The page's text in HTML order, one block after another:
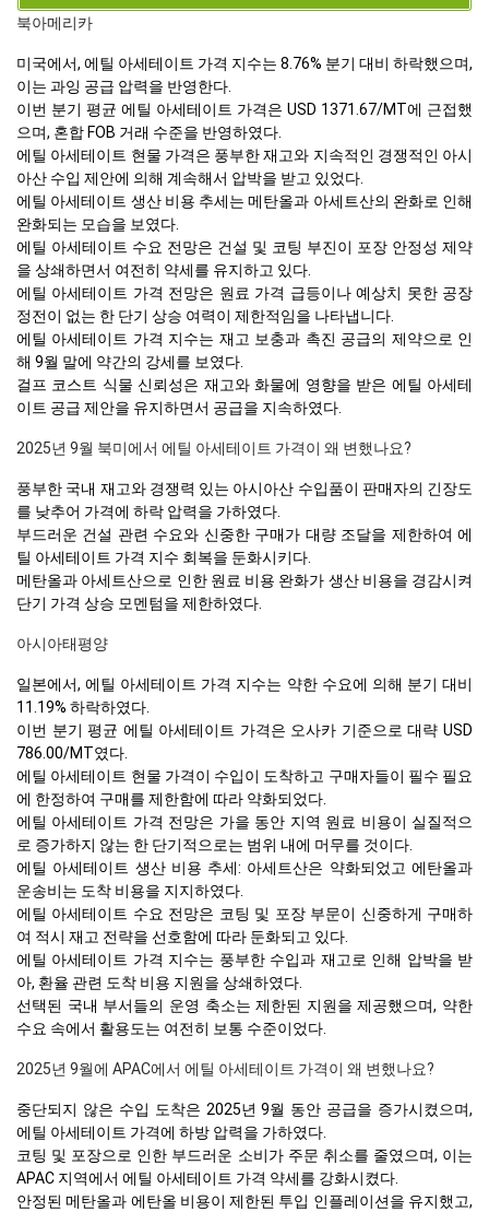
북아메리카
미국에서, 에틸 아세테이트 가격 지수는 8.76% 분기 대비 하락했으며,
이는 과잉 공급 압력을 반영한다.
이번 분기 평균 에틸 아세테이트 가격은 USD 1371.67/MT에 근접했
으며, 혼합 FOB 거래 수준을 반영하였다.
에틸 아세테이트 현물 가격은 풍부한 재고와 지속적인 경쟁적인 아시
아산 수입 제안에 의해 계속해서 압박을 받고 있었다.
에틸 아세테이트 생산 비용 추세는 메탄올과 아세트산의 완화로 인해
완화되는 모습을 보였다.
에틸 아세테이트 수요 전망은 건설 및 코팅 부진이 포장 안정성 제약
을 상쇄하면서 여전히 약세를 유지하고 있다.
에틸 아세테이트 가격 전망은 원료 가격 급등이나 예상치 못한 공장
정전이 없는 한 단기 상승 여력이 제한적임을 나타냅니다.
에틸 아세테이트 가격 지수는 재고 보충과 촉진 공급의 제약으로 인
해 9월 말에 약간의 강세를 보였다.
걸프 코스트 식물 신뢰성은 재고와 화물에 영향을 받은 에틸 아세테
이트 공급 제안을 유지하면서 공급을 지속하였다.
2025년 9월 북미에서 에틸 아세테이트 가격이 왜 변했나요?
풍부한 국내 재고와 경쟁력 있는 아시아산 수입품이 판매자의 긴장도
를 낮추어 가격에 하락 압력을 가하였다.
부드러운 건설 관련 수요와 신중한 구매가 대량 조달을 제한하여 에
틸 아세테이트 가격 지수 회복을 둔화시키다.
메탄올과 아세트산으로 인한 원료 비용 완화가 생산 비용을 경감시켜
단기 가격 상승 모멘텀을 제한하였다.
아시아태평양
일본에서, 에틸 아세테이트 가격 지수는 약한 수요에 의해 분기 대비
11.19% 하락하였다.
이번 분기 평균 에틸 아세테이트 가격은 오사카 기준으로 대략 USD
786.00/MT였다.
에틸 아세테이트 현물 가격이 수입이 도착하고 구매자들이 필수 필요
에 한정하여 구매를 제한함에 따라 약화되었다.
에틸 아세테이트 가격 전망은 가을 동안 지역 원료 비용이 실질적으
로 증가하지 않는 한 단기적으로는 범위 내에 머무를 것이다.
에틸 아세테이트 생산 비용 추세: 아세트산은 약화되었고 에탄올과
운송비는 도착 비용을 지지하였다.
에틸 아세테이트 수요 전망은 코팅 및 포장 부문이 신중하게 구매하
여 적시 재고 전략을 선호함에 따라 둔화되고 있다.
에틸 아세테이트 가격 지수는 풍부한 수입과 재고로 인해 압박을 받
아, 환율 관련 도착 비용 지원을 상쇄하였다.
선택된 국내 부서들의 운영 축소는 제한된 지원을 제공했으며, 약한
수요 속에서 활용도는 여전히 보통 수준이었다.
2025년 9월에 APAC에서 에틸 아세테이트 가격이 왜 변했나요?
중단되지 않은 수입 도착은 2025년 9월 동안 공급을 증가시켰으며,
에틸 아세테이트 가격에 하방 압력을 가하였다.
코팅 및 포장으로 인한 부드러운 소비가 주문 취소를 줄였으며, 이는
APAC 지역에서 에틸 아세테이트 가격 약세를 강화시켰다.
안정된 메탄올과 에탄올 비용이 제한된 투입 인플레이션을 유지했고,